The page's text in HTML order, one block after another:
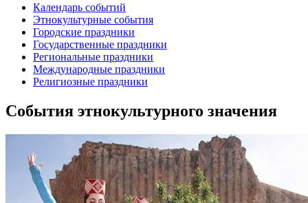
Календарь событий
Этнокультурные события
Городские праздники
Государственные праздники
Региональные праздники
Международные праздники
Религиозные праздники
События этнокультурного значения